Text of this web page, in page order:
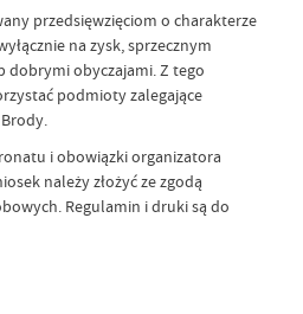
przedsięwzięciom o charakterze
na zysk, sprzecznym
dobrymi obyczajami. Z tego
podmioty zalegające
i obowiązki organizatora
należy złożyć ze zgodą
Regulamin i druki są do